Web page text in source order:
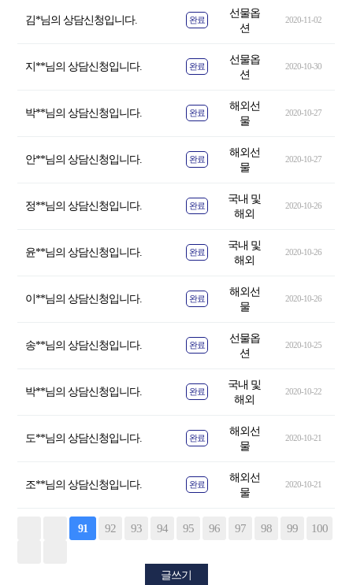
김*님의 상담신청입니다. 완료
선물옵
션
2020-11-02
지**님의 상담신청입니다. 완료
선물옵
션
2020-10-30
박**님의 상담신청입니다. 완료
해외선
물
2020-10-27
안**님의 상담신청입니다. 완료
해외선
물
2020-10-27
정**님의 상담신청입니다. 완료
국내 및
해외
2020-10-26
윤**님의 상담신청입니다. 완료
국내 및
해외
2020-10-26
이**님의 상담신청입니다. 완료
해외선
물
2020-10-26
송**님의 상담신청입니다. 완료
선물옵
션
2020-10-25
박**님의 상담신청입니다. 완료
국내 및
해외
2020-10-22
도**님의 상담신청입니다. 완료
해외선
물
2020-10-21
조**님의 상담신청입니다. 완료
해외선
물
2020-10-21
91 92 93 94 95 96 97 98 99 100
글쓰기